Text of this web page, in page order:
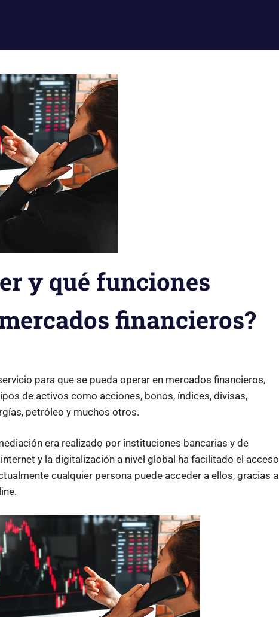
y qué funciones
financieros?
para que se pueda operar en mercados financieros,
de activos como acciones, bonos, índices, divisas,
petróleo y muchos otros.
era realizado por instituciones bancarias y de
y la digitalización a nivel global ha facilitado el acceso
cualquier persona puede acceder a ellos, gracias a